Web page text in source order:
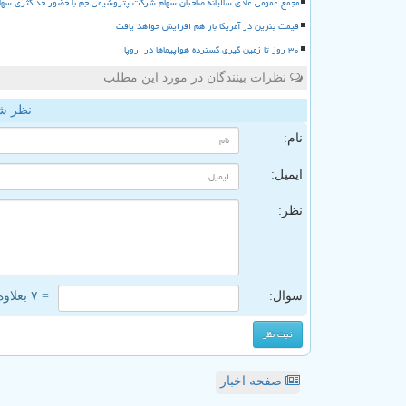
قیمت بنزین در آمریکا باز هم افزایش خواهد یافت
۳۰ روز تا زمین گیری گسترده هواپیماها در اروپا
نظرات بینندگان در مورد این مطلب
نظر
نام:
ایمیل:
نظر:
سوال: = ۷ بعلاوه ۲
صفحه اخبار